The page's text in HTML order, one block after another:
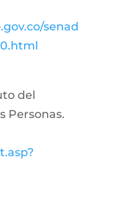
senad
del
Personas.